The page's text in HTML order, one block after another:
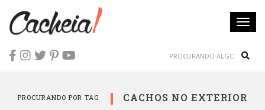
PROCURANDO POR TAG CACHOS NO EXTERIOR